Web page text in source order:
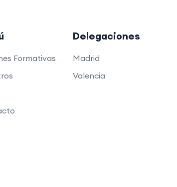
Formativas
Delegaciones
Madrid
Valencia